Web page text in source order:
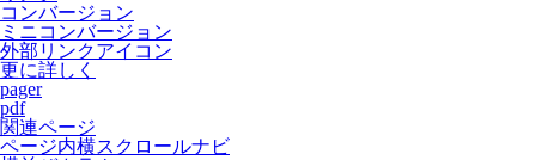
コンバージョン
ミニコンバージョン
外部リンクアイコン
更に詳しく
pager
pdf
関連ページ
ページ内横スクロールナビ